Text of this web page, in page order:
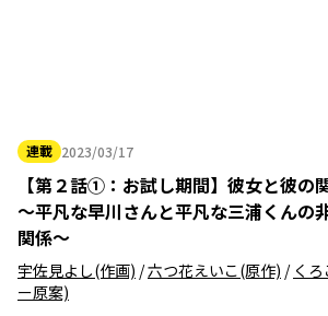
連載 2023/03/17
2023年03月17日
【第２話①：お試し期間】 彼女と彼の
～平凡な早川さんと平凡な三浦くんの
関係～
宇佐見よし(作画) /六つ花えいこ(原作) / く
ー原案)